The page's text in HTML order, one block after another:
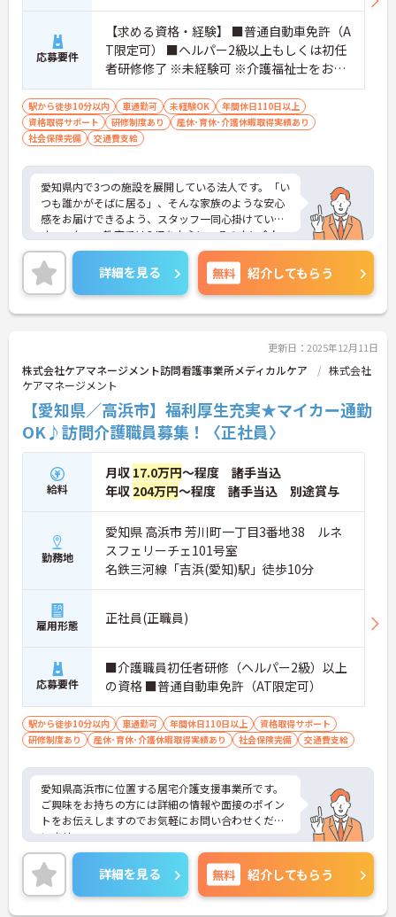
応募要件
【求める資格・経験】 ■普通自動車免許（A
T限定可） ■ヘルパー2級以上もしくは初任
者研修修了 ※未経験可 ※介護福祉士をお持
ちの方優遇
駅から徒歩10分以内 車通勤可 未経験OK
年間休日110日以上
資格取得サポート
研修制度あり
産休･育休･介護休暇取得実績あり
社会保険完備
交通費支給
愛知県内で3つの施設を展開している法人です。「い
つも誰かがそばに居る」、そんな家族のような安心
感をお届けできるよう、スタッフ一同心掛けていま
す。スタッフ教育ではOJTを中心に、その方に合わ
せた研修を実施。資格を取得したばかりの方やブラ
ンクのある方でも安心して働いていけます。また、
キャリアップを目指しやすい社風だということも、
当施設の魅力のひとつ。評価制度により、あなたの
頑張りをしっかりと評価いただけます。ご興味をお
しますのでお気軽にお問い合わせくださいませ。
詳細を見る 無料 紹介してもらう
更新日：2025年12月11日
株式会社ケアマネージメント訪問看護事業所メディカルケア
株式会社
ケアマネージメント
【愛知県／高浜市】福利厚生充実★マイカー通勤
OK♪訪問介護職員募集！〈正社員〉
給料
月収 17.0万円～程度 諸手当込
年収 204万円～程度 諸手当込 別途賞与
勤務地
愛知県 高浜市 芳川町一丁目3番地38 ルネ
スフェリーチェ101号室
名鉄三河線「吉浜(愛知)駅」徒歩10分
雇用形態 正社員(正職員)
応募要件
■介護職員初任者研修（ヘルパー2級）以上
の資格 ■普通自動車免許（AT限定可）
駅から徒歩10分以内 車通勤可 年間休日110日以上
資格取得サポート
研修制度あり
産休･育休･介護休暇取得実績あり 社会保険完備 交通費支給
愛知県高浜市に位置する居宅介護支援事業所です。
ご興味をお持ちの方には詳細の情報や面接のポイン
トをお伝えしますのでお気軽にお問い合わせくださ
いませ。
詳細を見る 無料 紹介してもらう